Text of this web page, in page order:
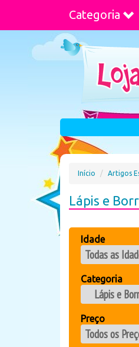
Categoria
Início Artigos
Lápis e
Idade
Categoria
Preço